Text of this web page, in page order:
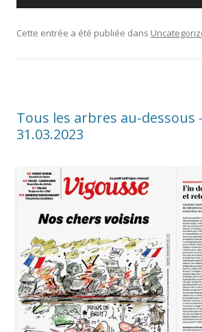
Cette entrée a été publiée dans
Tous les arbres au-dessous
31.03.2023